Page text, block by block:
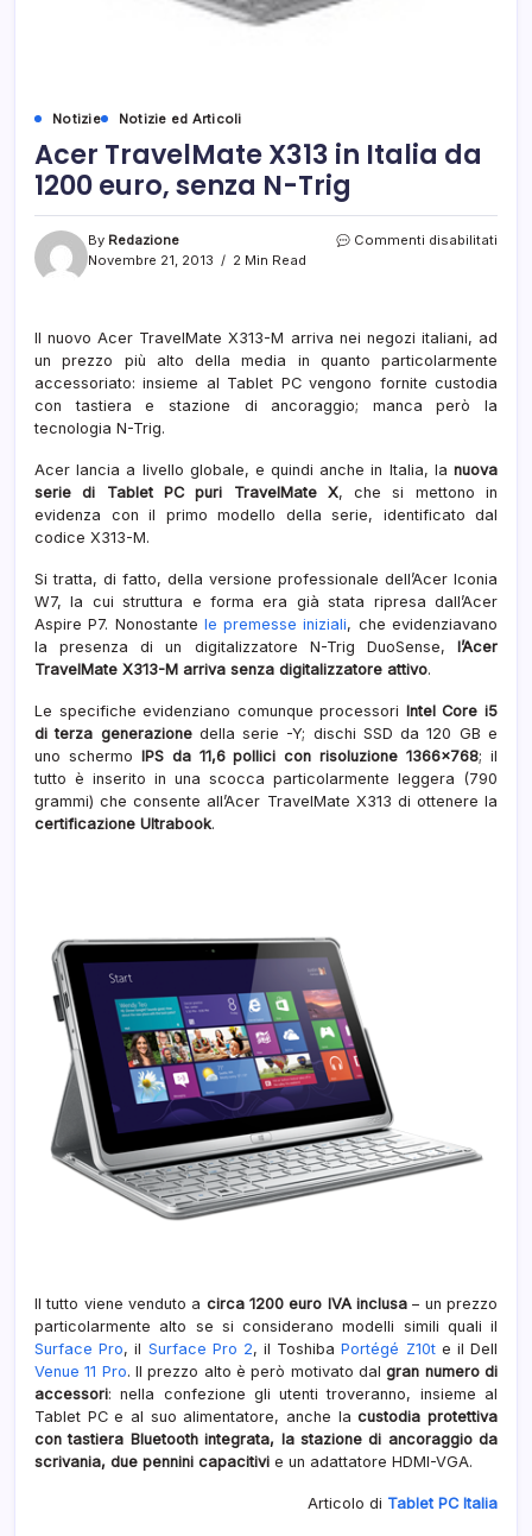
Notizie Notizie ed Articoli
Acer TravelMate X313 in Italia da
1200 euro, senza N-Trig
By Redazione
Novembre 21, 2013
2 Min Read
Commenti disabilitati
Il nuovo Acer TravelMate X313-M arriva nei negozi italiani, ad
un prezzo più alto della media in quanto particolarmente
accessoriato: insieme al Tablet PC vengono fornite custodia
con tastiera e stazione di ancoraggio; manca però la
tecnologia N-Trig.
Acer lancia a livello globale, e quindi anche in Italia, la nuova
serie di Tablet PC puri TravelMate X, che si mettono in
evidenza con il primo modello della serie, identificato dal
codice X313-M.
Si tratta, di fatto, della versione professionale dell’Acer Iconia
W7, la cui struttura e forma era già stata ripresa dall’Acer
Aspire P7. Nonostante le premesse iniziali, che evidenziavano
la presenza di un digitalizzatore N-Trig DuoSense, l’Acer
TravelMate X313-M arriva senza digitalizzatore attivo.
Le specifiche evidenziano comunque processori Intel Core i5
di terza generazionedella serie -Y; dischi SSD da 120 GB e
uno schermo IPS da 11,6 pollici con risoluzione 1366×768; il
tutto è inserito in una scocca particolarmente leggera (790
grammi) che consente all’Acer TravelMate X313 di ottenere la
certificazione Ultrabook.
Il tutto viene venduto a circa 1200 euro IVA inclusa – un prezzo
particolarmente alto se si considerano modelli simili quali il
Surface Pro, il Surface Pro 2, il ToshibaPortégé Z10te il Dell
Venue 11 Pro. Il prezzo alto è però motivato dalgran numero di
accessori: nella confezione gli utenti troveranno, insieme al
Tablet PC e al suo alimentatore, anche lacustodia protettiva
con tastiera Bluetooth integrata, la stazione di ancoraggio da
scrivania, due pennini capacitivi e un adattatore HDMI-VGA.
Articolo di Tablet PC Italia